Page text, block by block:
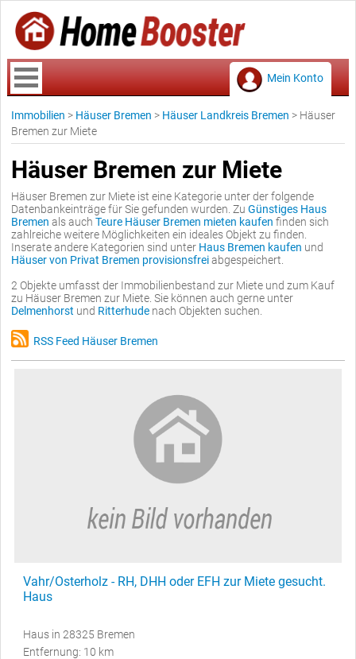
Mein Konto
Immobilien > Häuser Bremen > Häuser Landkreis Bremen > Häuser
Bremen zur Miete
Häuser Bremen zur Miete
Häuser Bremen zur Miete ist eine Kategorie unter der folgende
Datenbankeinträge für Sie gefunden wurden. Zu Günstiges Haus
Bremen als auch Teure Häuser Bremen mieten kaufen finden sich
zahlreiche weitere Möglichkeiten ein ideales Objekt zu finden.
Inserate andere Kategorien sind unter Haus Bremen kaufen und
Häuser von Privat Bremen provisionsfreiabgespeichert.
2 Objekte umfasst der Immobilienbestand zur Miete und zum Kauf
zu Häuser Bremen zur Miete. Sie können auch gerne unter
Delmenhorst und Ritterhude nach Objekten suchen.
RSS Feed Häuser Bremen
Vahr/Osterholz - RH, DHH oder EFH zur Miete gesucht.
Haus
Haus in 28325 Bremen
Entfernung: 10 km